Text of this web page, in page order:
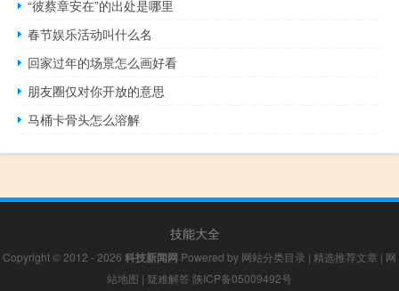
“彼蔡章安在”的出处是哪里
春节娱乐活动叫什么名
回家过年的场景怎么画好看
朋友圈仅对你开放的意思
马桶卡骨头怎么溶解
技能大全
Copyright © 2012 - 2026 科技新闻网 Powered by 网站分类目录 | 精选推荐文章 | 网
站地图 | 疑难解答 陕ICP备05009492号